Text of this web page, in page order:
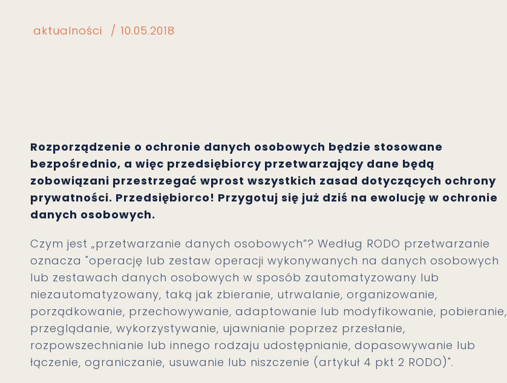
aktualności 10.05.2018
Rozporządzenie o ochronie danych osobowych będzie stosowane
bezpośrednio, a więc przedsiębiorcy przetwarzający dane będą
zobowiązani przestrzegać wprost wszystkich zasad dotyczących ochrony
prywatności. Przedsiębiorco! Przygotuj się już dziś na ewolucję w ochronie
danych osobowych.
Czym jest „przetwarzanie danych osobowych”? Według RODO przetwarzanie
oznacza "operację lub zestaw operacji wykonywanych na danych osobowych
lub zestawach danych osobowych w sposób zautomatyzowany lub
niezautomatyzowany, taką jak zbieranie, utrwalanie, organizowanie,
porządkowanie, przechowywanie, adaptowanie lub modyfikowanie, pobieranie,
przeglądanie, wykorzystywanie, ujawnianie poprzez przesłanie,
rozpowszechnianie lub innego rodzaju udostępnianie, dopasowywanie lub
łączenie, ograniczanie, usuwanie lub niszczenie (artykuł 4 pkt 2 RODO)".